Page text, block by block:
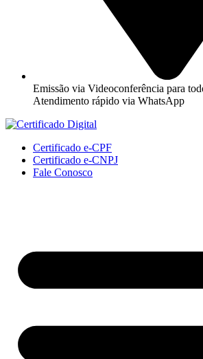
Emissão via Videoconferência para
Atendimento rápido via WhatsApp
Certificado e-CPF
Certificado e-CNPJ
Fale Conosco